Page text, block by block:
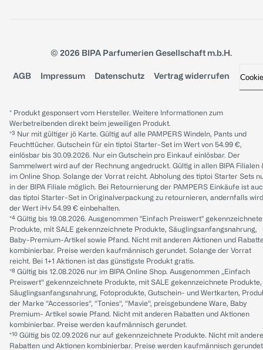
© 2026 BIPA Parfumerien Gesellschaft m.b.H.
AGB Impressum Datenschutz Vertrag widerrufen
* Produkt gesponsert vom Hersteller. Weitere Informationen zum
Werbetreibenden direkt beim jeweiligen Produkt.
*³ Nur mit gültiger jö Karte. Gültig auf alle PAMPERS Windeln, Pants und
Feuchttücher. Gutschein für ein tiptoi Starter-Set im Wert von 54.99 €,
einlösbar bis 30.09.2026. Nur ein Gutschein pro Einkauf einlösbar. Der
Sammelwert wird auf der Rechnung angedruckt. Gültig in allen BIPA Filialen
im Online Shop. Solange der Vorrat reicht. Abholung des tiptoi Starter Sets
in der BIPA Filiale möglich. Bei Retournierung der PAMPERS Einkäufe ist
das tiptoi Starter-Set in Originalverpackung zu retournieren, andernfalls wird
der Wert iHv 54.99 € einbehalten.
*⁴ Gültig bis 19.08.2026. Ausgenommen "Einfach Preiswert" gekennzeichnete
Produkte, mit SALE gekennzeichnete Produkte, Säuglingsanfangsnahrung,
Baby-Premium-Artikel sowie Pfand. Nicht mit anderen Aktionen und
kombinierbar. Preise werden kaufmännisch gerundet. Solange der Vorrat
reicht. Bei 1+1 Aktionen ist das günstigste Produkt gratis.
*⁸ Gültig bis 12.08.2026 nur im BIPA Online Shop. Ausgenommen „Einfach
Preiswert“ gekennzeichnete Produkte, mit SALE gekennzeichnete Produkte,
Säuglingsanfangsnahrung, Fotoprodukte, Gutschein- und Wertkarten,
der Marke “Accessories“, “Tonies“, “Mavie“, preisgebundene Ware, Baby
Premium- Artikel sowie Pfand. Nicht mit anderen Rabatten und Aktionen
kombinierbar. Preise werden kaufmännisch gerundet.
*¹⁰ Gültig bis 02.09.2026 nur auf gekennzeichnete Produkte. Nicht mit
Rabatten und Aktionen kombinierbar. Preise werden kaufmännisch